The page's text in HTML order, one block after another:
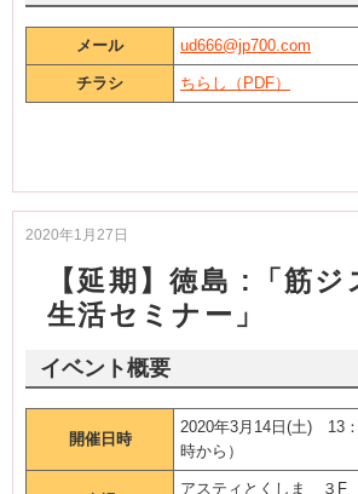
メール ud666@jp700.com
チラシ ちらし（PDF）
2020年1月27日
【延期】徳島 :「筋ジ
生活セミナー」
イベント概要
開催日時
2020年3月14日(土) 13
時から）
アスティとくしま ３F